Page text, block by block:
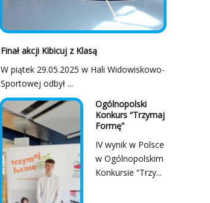
Finał akcji Kibicuj z Klasą
W piątek 29.05.2025 w Hali Widowiskowo-
Sportowej odbył ...
Ogólnopolski
Konkurs “Trzymaj
Formę”
IV wynik w Polsce
w Ogólnopolskim
Konkursie “Trzy...